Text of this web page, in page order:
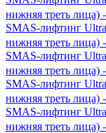
нижняя треть лица)
SMAS-лифтинг
нижняя треть лица)
SMAS-лифтинг
нижняя треть лица)
SMAS-лифтинг
нижняя треть лица)
SMAS-лифтинг
нижняя треть лица)